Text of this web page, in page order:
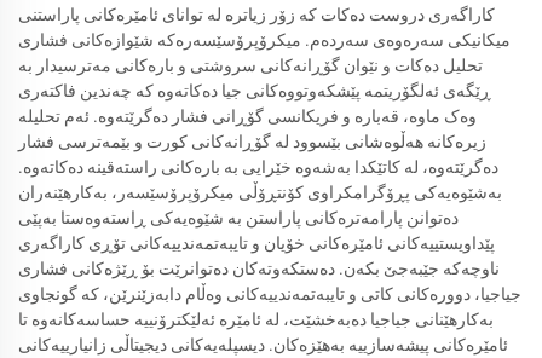
کاراگەری دروست دەکات کە زۆر زیاترە لە توانای ئامێرەکانی پاراستنی
میکانیکی سەرەوەی سەردەم. میکرۆپرۆسێسەرەکە شێوازەکانی فشاری
تحلیل دەکات و نێوان گۆڕانەکانی سروشتی و بارەکانی مەترسیدار بە
ڕێگەی ئەلگۆریتمە پێشکەوتووەکانی جیا دەکاتەوە کە چەندین فاکتەری
وەک ماوە، قەبارە و فریکانسی گۆڕانی فشار دەگرێتەوە. ئەم تحلیلە
زیرەکانە هەڵوەشانی بێسوود لە گۆڕانەکانی کورت و بێمەترسی فشار
دەگرێتەوە، لە کاتێکدا بەشەوە خێرایی بە بارەکانی راستەقینە دەکاتەوە.
بەشێوەیەکی پڕۆگرامکراوی کۆنتڕۆڵی میکرۆپرۆسێسەر، بەکارهێنەران
دەتوانن پارامەترەکانی پاراستن بە شێوەیەکی ڕاستەوەستا بەپێی
پێداویستییەکانی ئامێرەکانی خۆیان و تایبەتمەندییەکانی تۆڕی کاراگەری
ناوچەکە جێبەجێ بکەن. دەستکەوتەکان دەتوانرێت بۆ ڕێژەکانی فشاری
جیاجیا، دوورەکانی کاتی و تایبەتمەندییەکانی وەڵام دابەزێنرێن، کە گونجاوی
بەکارهێنانی جیاجیا دەبەخشێت، لە ئامێرە ئەلێکترۆنییە حساسەکانەوە تا
ئامێرەکانی پیشەسازییە بەهێزەکان. دیسپلەیەکانی دیجیتاڵی زانیارییەکانی